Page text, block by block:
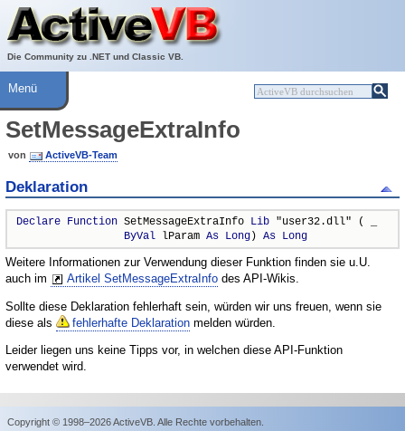
Die Community zu .NET und Classic VB.
Über ActiveVB
Hilfe
Menü
SetMessageExtraInfo
von ActiveVB-Team
Deklaration
Declare Function SetMessageExtraInfo Lib "user32.dll" ( _
ByVal lParam As Long) As Long
Weitere Informationen zur Verwendung dieser Funktion finden sie u.U.
auch im
Artikel SetMessageExtraInfo des API-Wikis.
Sollte diese Deklaration fehlerhaft sein, würden wir uns freuen, wenn sie
diese als
fehlerhafte Deklaration melden würden.
Leider liegen uns keine Tipps vor, in welchen diese API-Funktion
verwendet wird.
Copyright © 1998–2026 ActiveVB. Alle Rechte vorbehalten.